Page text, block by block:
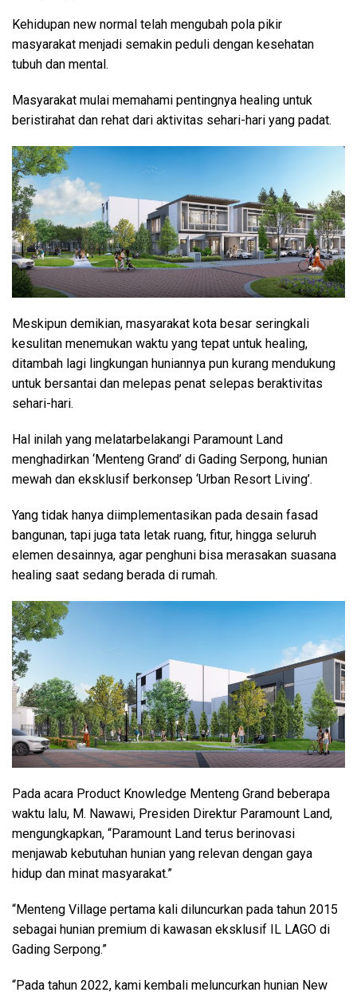
Kehidupan new normal telah mengubah pola pikir
masyarakat menjadi semakin peduli dengan kesehatan
tubuh dan mental.
Masyarakat mulai memahami pentingnya healing untuk
beristirahat dan rehat dari aktivitas sehari-hari yang padat.
Meskipun demikian, masyarakat kota besar seringkali
kesulitan menemukan waktu yang tepat untuk healing,
ditambah lagi lingkungan huniannya pun kurang mendukung
untuk bersantai dan melepas penat selepas beraktivitas
sehari-hari.
Hal inilah yang melatarbelakangi Paramount Land
menghadirkan ‘Menteng Grand’ di Gading Serpong, hunian
mewah dan eksklusif berkonsep ‘Urban Resort Living’.
Yang tidak hanya diimplementasikan pada desain fasad
bangunan, tapi juga tata letak ruang, fitur, hingga seluruh
elemen desainnya, agar penghuni bisa merasakan suasana
healing saat sedang berada di rumah.
Pada acara Product Knowledge Menteng Grand beberapa
waktu lalu, M. Nawawi, Presiden Direktur Paramount Land,
mengungkapkan, “Paramount Land terus berinovasi
menjawab kebutuhan hunian yang relevan dengan gaya
hidup dan minat masyarakat.”
“Menteng Village pertama kali diluncurkan pada tahun 2015
sebagai hunian premium di kawasan eksklusif IL LAGO di
Gading Serpong.”
“Pada tahun 2022, kami kembali meluncurkan hunian New